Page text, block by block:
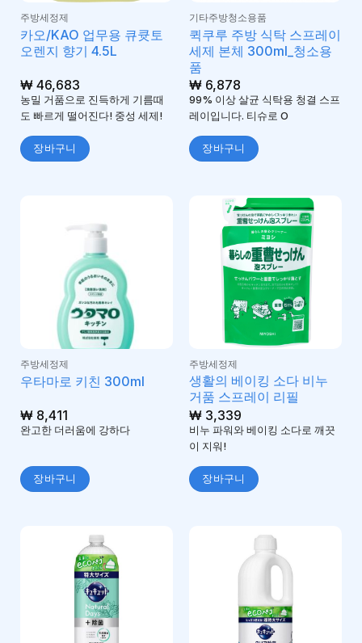
주방세정제
카오/KAO 업무용 큐큣토
오렌지 향기 4.5L
₩46,683
농밀 거품으로 진득하게 기름때
도 빠르게 떨어진다! 중성 세제!
장바구니
기타주방청소용품
퀵쿠루 주방 식탁 스프레이
세제 본체 300ml_청소용
품
₩6,878
99% 이상 살균 식탁용 청결 스프
레이입니다. 티슈로 O
장바구니
주방세정제
우타마로 키친 300ml
₩8,411
완고한 더러움에 강하다
장바구니
주방세정제
생활의 베이킹 소다 비누
거품 스프레이 리필
₩3,339
비누 파워와 베이킹 소다로 깨끗
이 지워!
장바구니